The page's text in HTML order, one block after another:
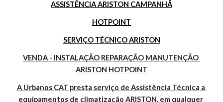
ASSISTÊNCIA ARISTON CAMPANHÃ
HOTPOINT
SERVIÇO TÉCNICO ARISTON
VENDA - INSTALAÇÃO REPARAÇÃO MANUTENÇÃO
ARISTON HOTPOINT
A Urbanos CAT presta serviço de Assistência Técnica a
equipamentos de climatização ARISTON, em qualquer